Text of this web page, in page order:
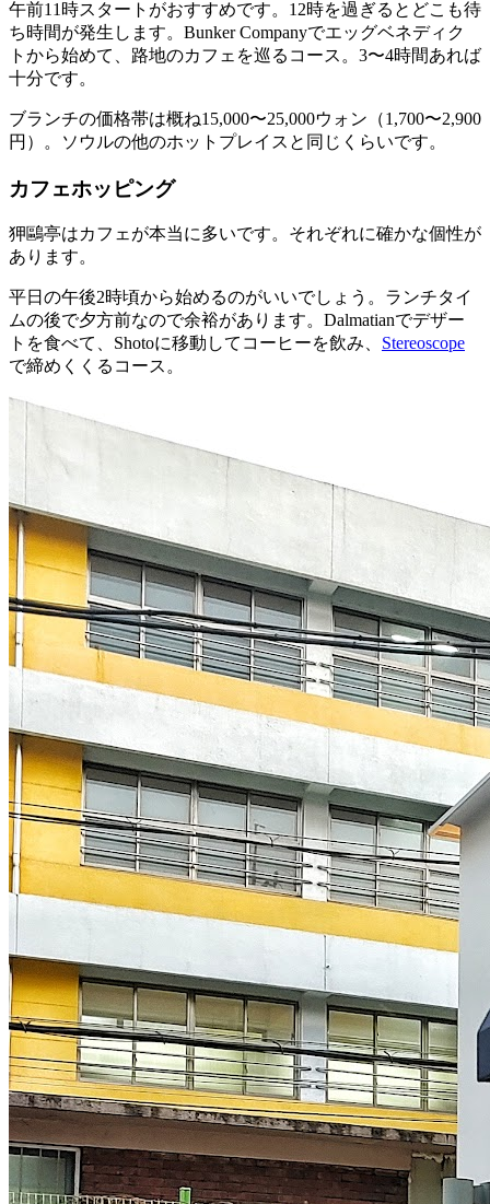
午前11時スタートがおすすめです。12時を過ぎるとどこも待
ち時間が発生します。Bunker Companyでエッグベネディク
トから始めて、路地のカフェを巡るコース。3〜4時間あれば
十分です。
ブランチの価格帯は概ね15,000〜25,000ウォン（1,700〜2,900
円）。ソウルの他のホットプレイスと同じくらいです。
カフェホッピング
狎鷗亭はカフェが本当に多いです。それぞれに確かな個性が
あります。
平日の午後2時頃から始めるのがいいでしょう。ランチタイ
ムの後で夕方前なので余裕があります。Dalmatianでデザー
トを食べて、Shotoに移動してコーヒーを飲み、 Stereoscope
で締めくくるコース。